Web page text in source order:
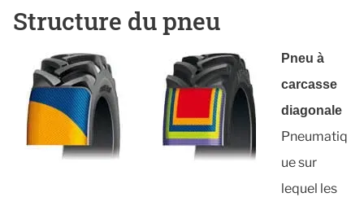
Structure du pneu
Pneu à
carcasse
diagonale
Pneumatiq
ue sur
lequel les